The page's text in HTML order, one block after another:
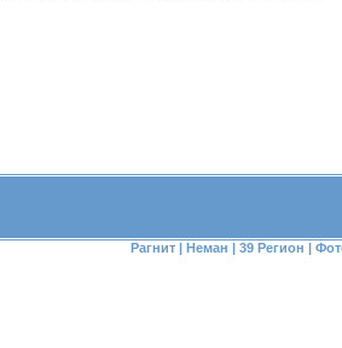
Рагнит | Неман | 39 Регион |